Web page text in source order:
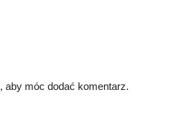
, aby móc dodać komentarz.